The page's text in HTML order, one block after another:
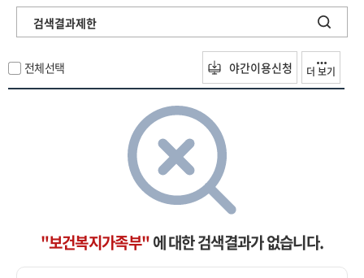
검색결과제한
전체선택 야간이용신청 더 보기
"보건복지가족부"에 대한 검색결과가 없습니다.